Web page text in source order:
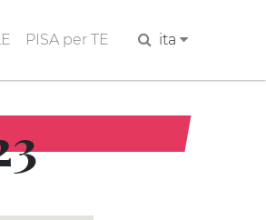
PISA per TE Cerca ita